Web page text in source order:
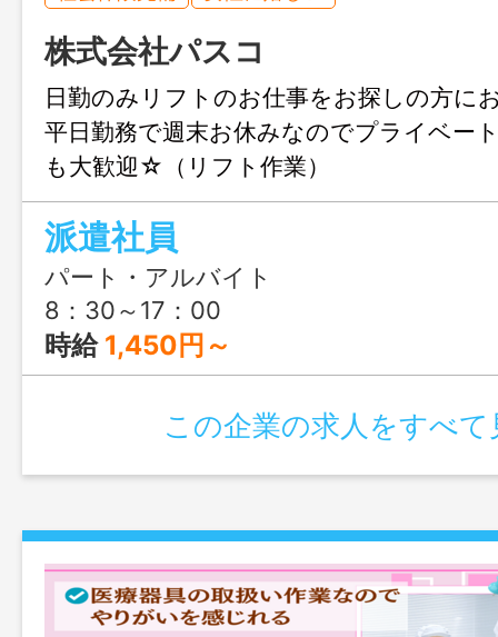
株式会社パスコ
日勤のみリフトのお仕事をお探しの方に
平日勤務で週末お休みなのでプライベー
も大歓迎☆（リフト作業）
派遣社員
パート・アルバイト
8：30～17：00
時給 1,450円～
この企業の求人をすべて